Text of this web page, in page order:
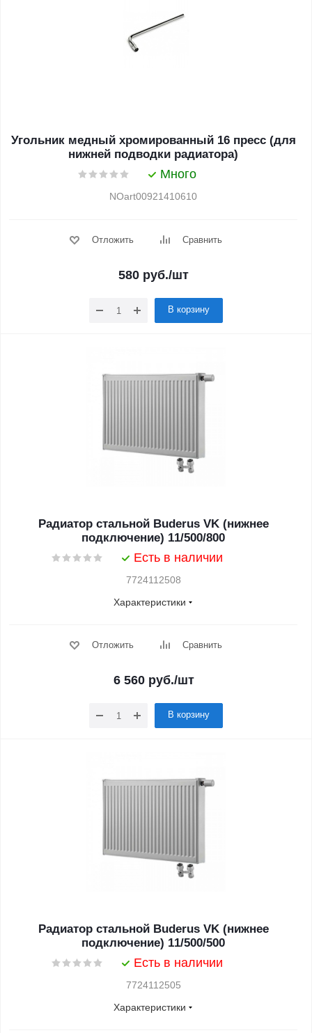
Угольник медный хромированный 16 пресс (для
нижней подводки радиатора)
Много
NOart00921410610
Отложить Сравнить
580 руб./шт
В корзину
Радиатор стальной Buderus VK (нижнее
подключение) 11/500/800
Есть в наличии
7724112508
Характеристики
Отложить Сравнить
6 560руб./шт
В корзину
Радиатор стальной Buderus VK (нижнее
подключение) 11/500/500
Есть в наличии
7724112505
Характеристики